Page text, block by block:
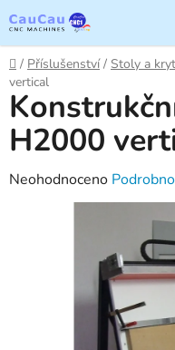
na
obsah
Domů
/ Příslušenství / Stoly a
vertical
H2000
Průměrné
hodnocení
Neohodnoceno